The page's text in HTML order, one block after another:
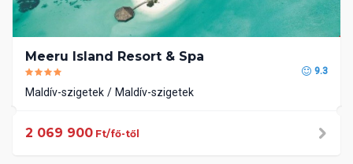
Meeru Island Resort & Spa
9.3
Maldív-szigetek Maldív-szigetek
2 069 900 Ft/fő-től